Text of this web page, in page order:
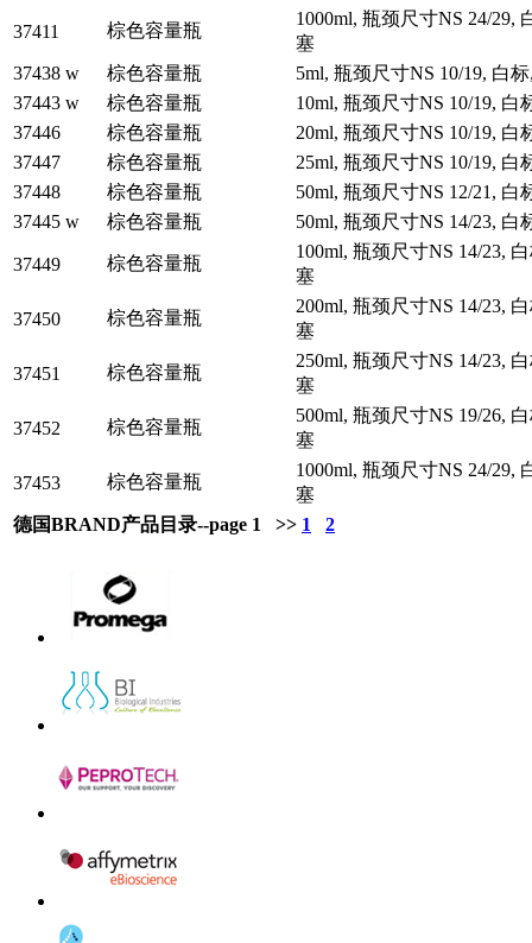
37411 棕色容量瓶
1000ml, 瓶颈尺寸NS 24/29,
塞
37438 w
棕色容量瓶
5ml, 瓶颈尺寸NS 10/19, 白
37443 w
棕色容量瓶
10ml, 瓶颈尺寸NS 10/19,
37446
棕色容量瓶
20ml, 瓶颈尺寸NS 10/19,
37447
棕色容量瓶
25ml, 瓶颈尺寸NS 10/19,
37448
棕色容量瓶
50ml, 瓶颈尺寸NS 12/21,
37445 w
棕色容量瓶 50ml, 瓶颈尺寸NS 14/23,
37449 棕色容量瓶
100ml, 瓶颈尺寸NS 14/23,
塞
37450 棕色容量瓶
200ml, 瓶颈尺寸NS 14/23,
塞
37451 棕色容量瓶
250ml, 瓶颈尺寸NS 14/23,
塞
37452 棕色容量瓶
500ml, 瓶颈尺寸NS 19/26,
塞
37453 棕色容量瓶
1000ml, 瓶颈尺寸NS 24/29,
塞
德国BRAND产品目录--page 1 >> 1 2